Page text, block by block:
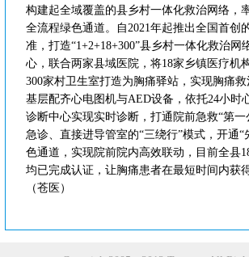
构建起全域覆盖的县乡村一体化救治网络，
全流程绿色通道。自2021年起推出全国首创
准，打造“1+2+18+300”县乡村一体化救治网
心，联合两家县域医院，将18家乡镇医疗机
300家村卫生室打造为胸痛驿站，实现胸痛
基层配齐心电图机与AED设备，依托24小时
诊断中心实现实时诊断，打通院前急救“第一
急诊、直接进导管室的“三绕行”模式，开通“
色通道，实现院前院内高效联动，目前全县
均已完成认证，让胸痛患者在最短时间内获
（苍医）